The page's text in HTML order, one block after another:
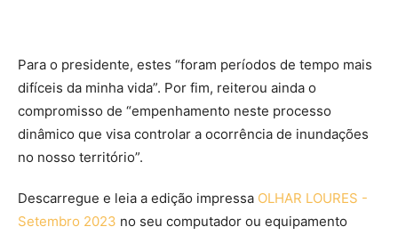
Para o presidente, estes “foram períodos de tempo mais
difíceis da minha vida”. Por fim, reiterou ainda o
compromisso de “empenhamento neste processo
dinâmico que visa controlar a ocorrência de inundações
no nosso território”.
Descarregue e leia a edição impressa OLHAR LOURES -
Setembro 2023 no seu computador ou equipamento